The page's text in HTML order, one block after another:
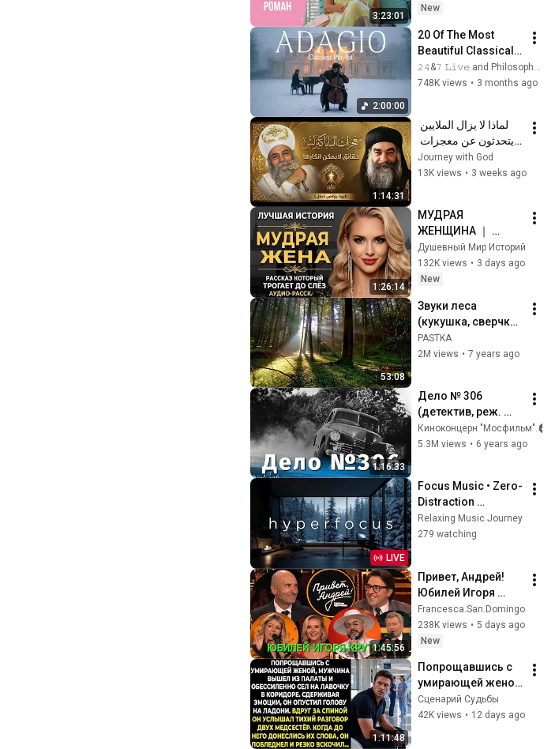
3:23:01
Все серии
New
2:00:00
20 Of The Most
Beautiful Classical
Adagios for
Relaxation and
𝟸𝟺&𝟽 𝙻𝚒𝚟𝚎 and Philosophical Instrumentals
748K views • 3 months ago
1:14:31
البابا كيرلس السادس؟ |
عظة مؤثرة | أبونا
Journey with God
13K views • 3 weeks ago
1:26:14
МУДРАЯ
ЖЕНЩИНА ｜
Рассказ, который
трогает до
глубины души.
история ｜ Аудио
рассказ.
Душевный Мир Историй
132K views • 3 days ago
New
53:08
Звуки леса
(кукушка, сверчки,
пение птиц,
ветерок) п.
PASTKA
2M views • 7 years ago
1:16:33
Дело № 306
(детектив, реж.
Анатолий Рыбаков,
1956 г.)
Киноконцерн "Мосфильм"
5.3M views • 6 years ago
LIVE
Focus Music • Zero-
Distraction
Hyperfocus for
Deep Work, Study,
Relaxing Music Journey
279 watching
1:45:56
Привет, Андрей!
Юбилей Игоря
Крутого 01.08.2026
Francesca.San.Domingo
238K views • 5 days ago
New
1:11:48
Попрощавшись с
умирающей женой,
мужчина вышел из
палаты и
Сценарий Судьбы
42K views • 12 days ago